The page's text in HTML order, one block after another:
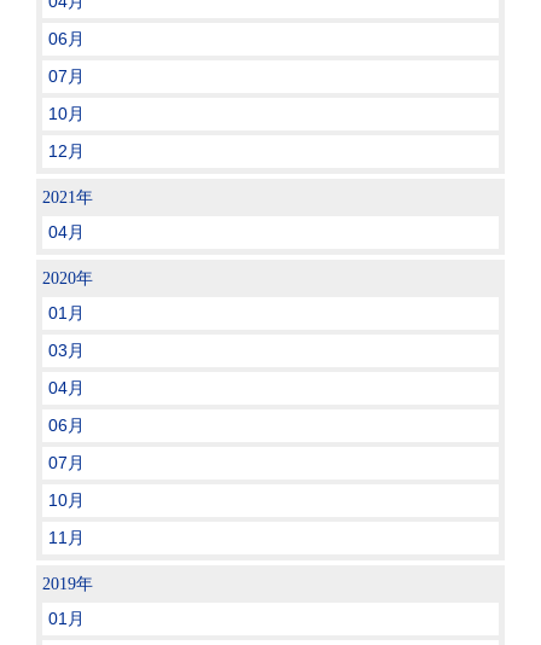
06月
07月
10月
12月
2021年
04月
2020年
01月
03月
04月
06月
07月
10月
11月
2019年
01月